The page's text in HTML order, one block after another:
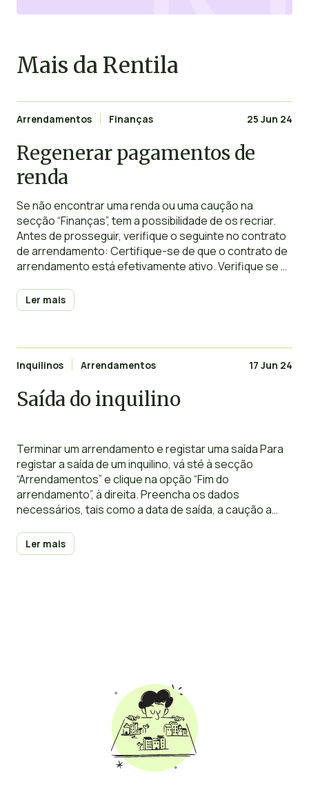
Mais da Rentila
Arrendamentos Finanças 25 Jun 24
Regenerar pagamentos de
renda
Se não encontrar uma renda ou uma caução na
secção “Finanças”, tem a possibilidade de os recriar.
Antes de prosseguir, verifique o seguinte no contrato
de arrendamento: Certifique-se de que o contrato de
arrendamento está efetivamente ativo. Verifique se o
(verifique a data de fim e certifique-se de
Ler mais
Inquilinos Arrendamentos 17 Jun 24
Saída do inquilino
Terminar um arrendamento e registar uma saída Para
registar a saída de um inquilino, vá sté à secção
“Arrendamentos” e clique na opção “Fim do
arrendamento”, à direita. Preencha os dados
necessários, tais como a data de saída, a caução a
depois clique em
Ler mais